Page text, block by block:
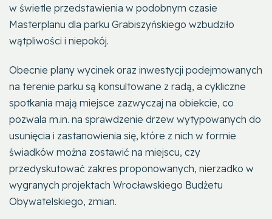
w świetle przedstawienia w podobnym czasie
Masterplanu dla parku Grabiszyńskiego wzbudziło
wątpliwości i niepokój.
Obecnie plany wycinek oraz inwestycji podejmowanych
na terenie parku są konsultowane z radą, a cykliczne
spotkania mają miejsce zazwyczaj na obiekcie, co
pozwala m.in. na sprawdzenie drzew wytypowanych do
usunięcia i zastanowienia się, które z nich w formie
świadków można zostawić na miejscu, czy
przedyskutować zakres proponowanych, nierzadko w
wygranych projektach Wrocławskiego Budżetu
Obywatelskiego, zmian.